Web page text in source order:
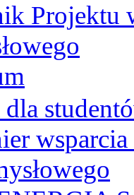
Projektu
dla
wsparcia